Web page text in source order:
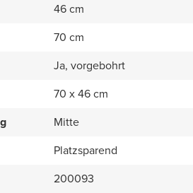
46 cm
70 cm
Ja, vorgebohrt
70 x 46 cm
Mitte
Platzsparend
200093